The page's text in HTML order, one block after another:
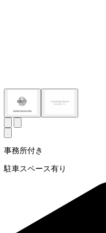
事務所付き
駐車スペース有り